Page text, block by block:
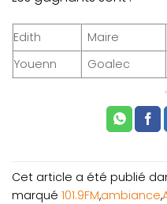
Edith Maire
Youenn
Goalec
Cet article a été publié
marqué 101.9FM,ambiance,